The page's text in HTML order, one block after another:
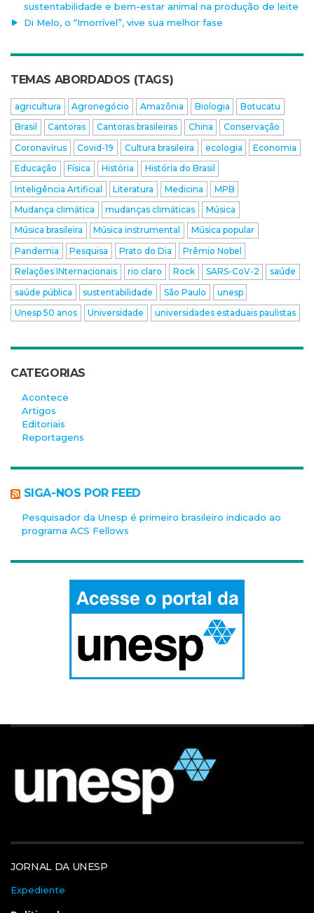
sustentabilidade e bem-estar animal na produção de leite
Di Melo, o “Imorrível”, vive sua melhor fase
TEMAS ABORDADOS (TAGS)
agricultura Agronegócio Amazônia Biologia
Botucatu
Brasil
Cantoras Cantoras brasileiras China
Conservação
Coronavírus
Covid-19 Cultura brasileira ecologia
Economia
Educação
Física História
História do Brasil
Inteligência Artificial
Literatura Medicina
MPB
Mudança climática
mudanças climáticas
Música
Música brasileira
Música instrumental
Música popular
Pandemia
Pesquisa Prato do Dia
Prêmio Nobel
Relações INternacionais
rio claro Rock SARS-CoV-2
saúde
saúde pública
sustentabilidade São Paulo
unesp
Unesp 50 anos
Universidade universidades estaduais paulistas
CATEGORIAS
Acontece
Artigos
Editoriais
Reportagens
SIGA-NOS POR FEED
Pesquisador da Unesp é primeiro brasileiro indicado ao
programa ACS Fellows
JORNAL DA UNESP
Expediente